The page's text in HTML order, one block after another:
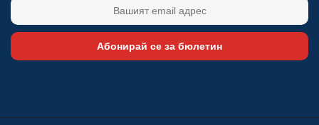
Абонирай се за бюлетин